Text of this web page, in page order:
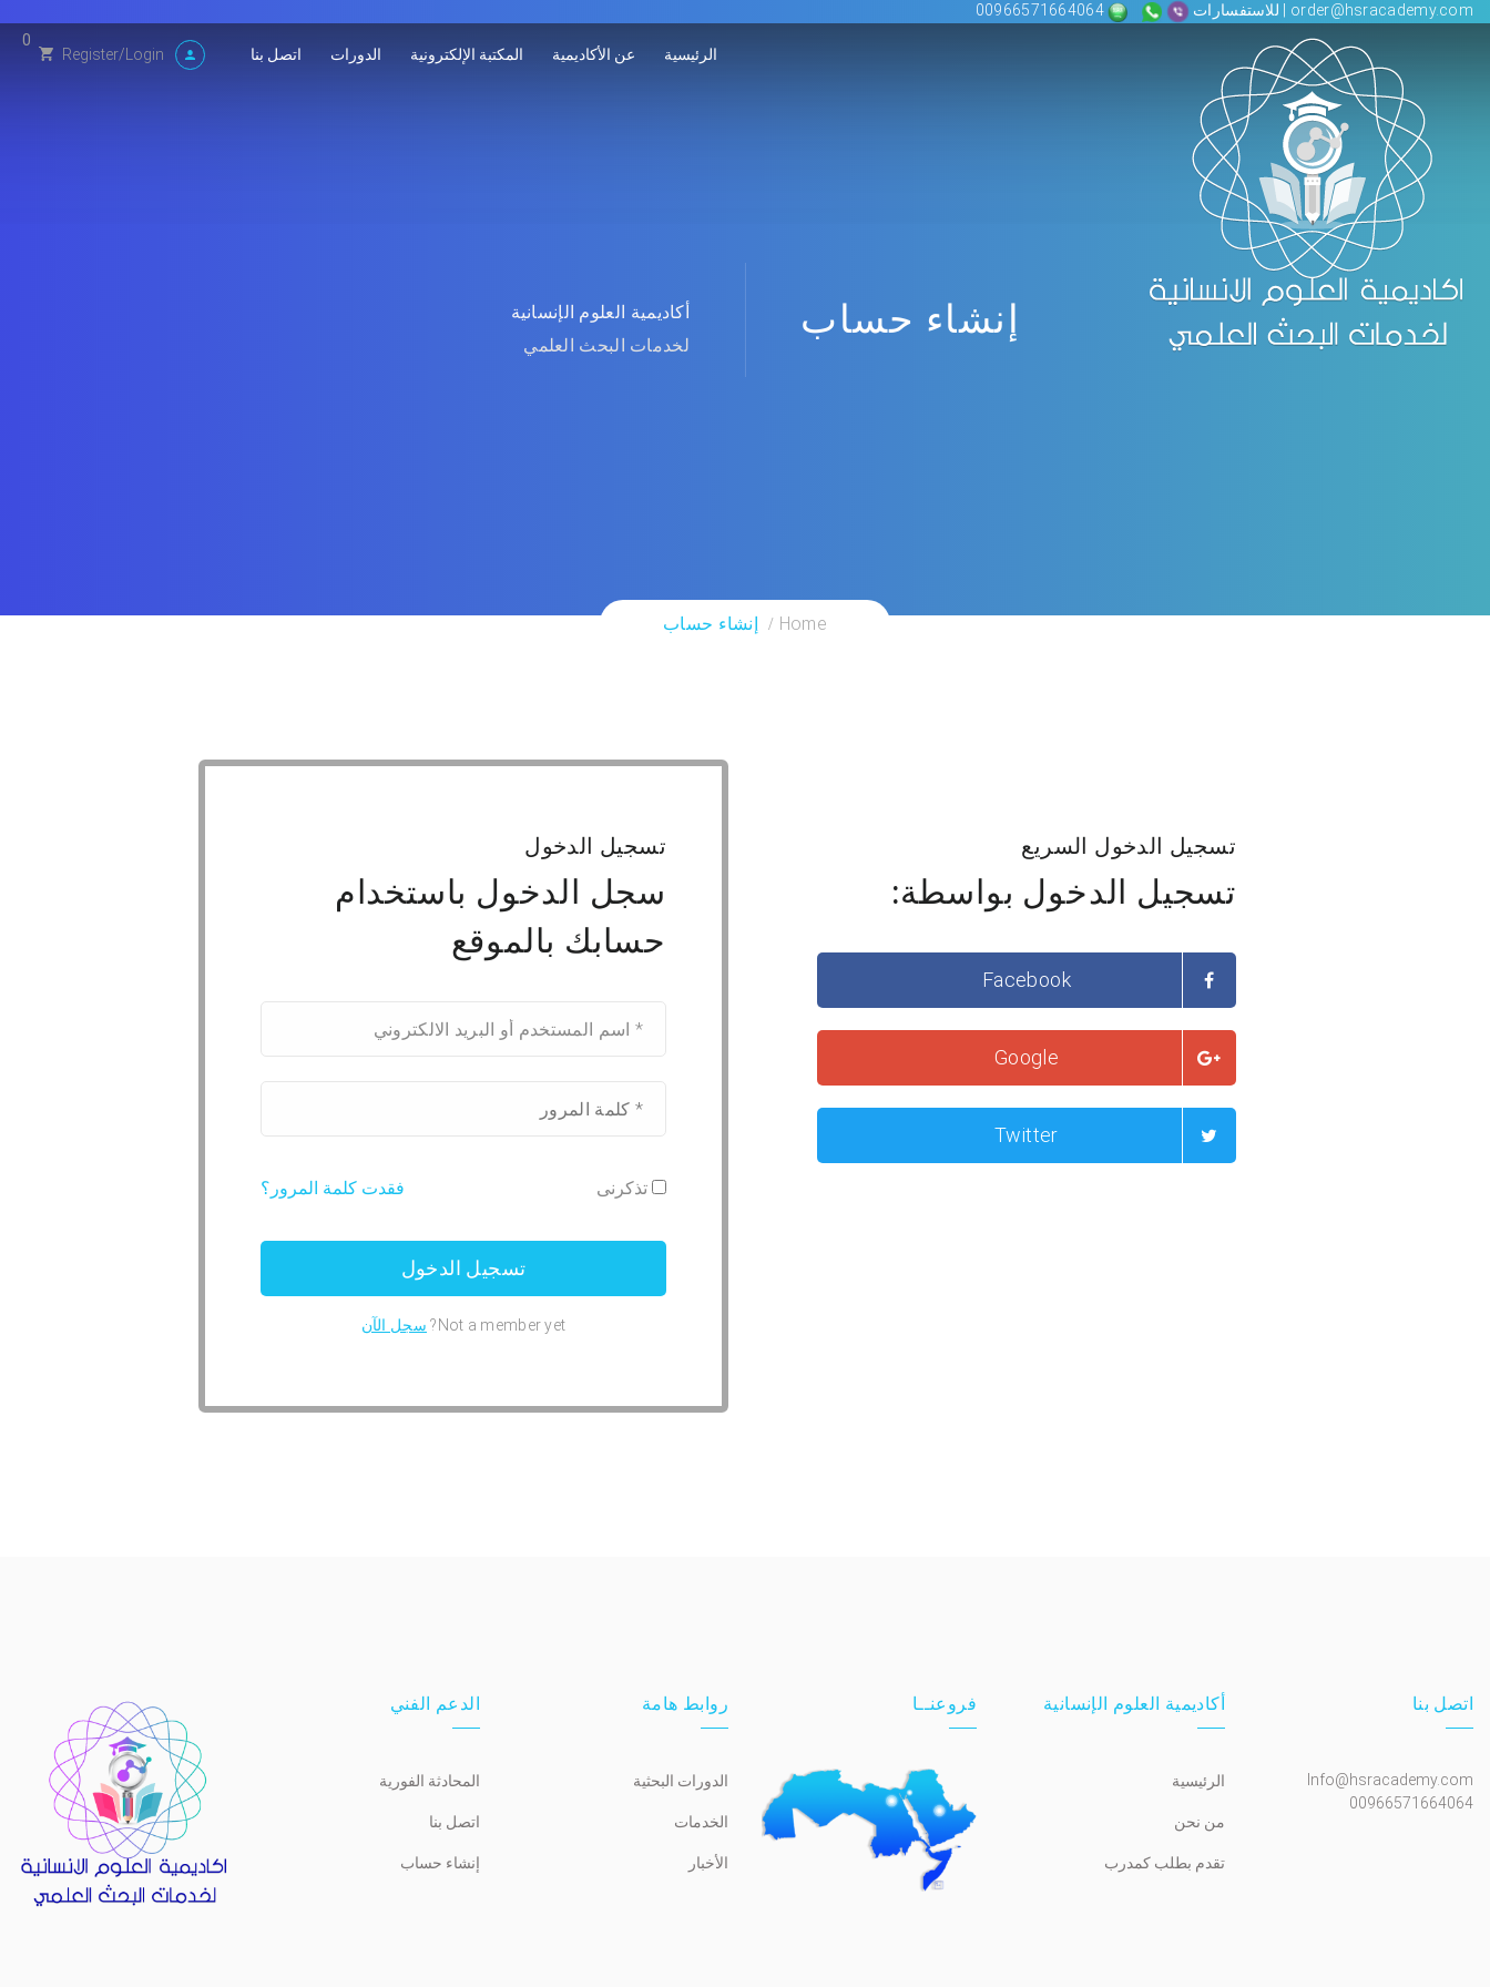
order@hsracademy.com | للاستفسارات 00966571664064
الرئيسية عن الأكاديمية المكتبة الإلكترونية الدورات اتصل بنا Register/Login
0
إنشاء حساب
أكاديمية العلوم الإنسانية
لخدمات البحث العلمي
Home إنشاء حساب
تسجيل الدخول السريع
تسجيل الدخول بواسطة:
Facebook
Google
Twitter
تسجيل الدخول
سجل الدخول باستخدام
حسابك بالموقع
تذكرنى فقدت كلمة المرور؟
Not a member yet? سجل الآن
اتصل بنا
Info@hsracademy.com
00966571664064
أكاديمية العلوم الإنسانية
الرئيسية
من نحن
تقدم بطلب كمدرب
فروعنــا روابط هامة
الدورات البحثية
الخدمات
الأخبار
الدعم الفني
المحادثة الفورية
اتصل بنا
إنشاء حساب